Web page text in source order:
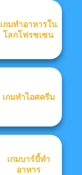
เกมทำอาหารใน
โลกโฟรซเซน
เกมทำไอศครีม
เกมบาร์บี้ทำ
อาหาร